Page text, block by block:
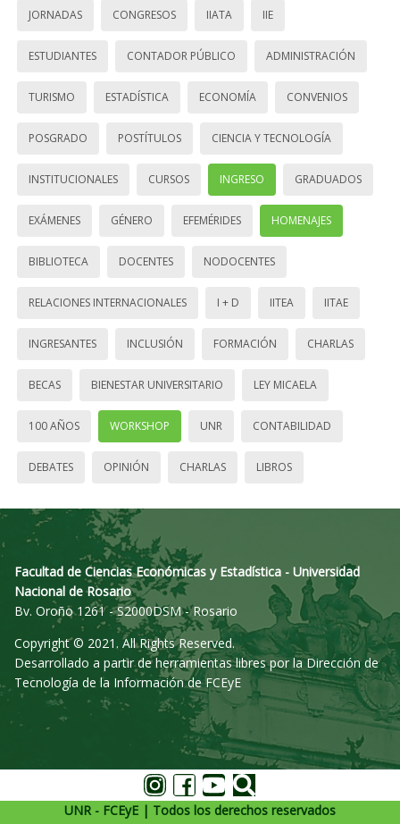
JORNADAS CONGRESOS IIATA IIE
ESTUDIANTES CONTADOR PÚBLICO ADMINISTRACIÓN
TURISMO ESTADÍSTICA ECONOMÍA CONVENIOS
POSGRADO POSTÍTULOS CIENCIA Y TECNOLOGÍA
INSTITUCIONALES CURSOS INGRESO GRADUADOS
EXÁMENES GÉNERO EFEMÉRIDES HOMENAJES
BIBLIOTECA DOCENTES NODOCENTES
RELACIONES INTERNACIONALES I + D IITEA IITAE
INGRESANTES INCLUSIÓN FORMACIÓN CHARLAS
BECAS BIENESTAR UNIVERSITARIO LEY MICAELA
100 AÑOS WORKSHOP UNR CONTABILIDAD
DEBATES OPINIÓN CHARLAS LIBROS
Facultad de Ciencias Económicas y Estadística - Universidad
Nacional de Rosario
Bv. Oroño 1261 - S2000DSM - Rosario
Copyright © 2021. All Rights Reserved.
Desarrollado a partir de herramientas libres por la Dirección de
Tecnología de la Información de FCEyE
UNR - FCEyE | Todos los derechos reservados